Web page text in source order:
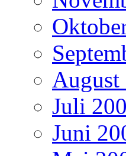
August
Juli
Juni